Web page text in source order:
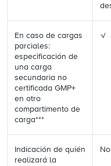
En caso de cargas
parciales:
especificación de
una carga
secundaria no
certificada GMP+
en otro
compartimento de
carga***
√
Indicación de quién
realizará la